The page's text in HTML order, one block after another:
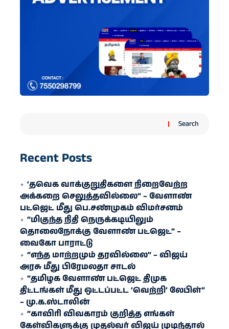
Search
Recent Posts
‘தவெக வாக்குறுதிகளை நிறைவேற்ற
அக்கறை செலுத்தவில்லை” – வேளாண்
பட்ஜெட் மீது பெ.சண்முகம் விமர்சனம்
“மிகுந்த நிதி நெருக்கடியிலும்
தொலைநோக்கு வேளாண் பட்ஜெட்” –
வைகோ பாராட்டு
“எந்த மாற்றமும் தரவில்லை” – விஜய்
அரசு மீது பிரேமலதா சாடல்
“தமிழக வேளாண் பட்ஜெட் திமுக
திட்டங்கள் மீது ஒட்டப்பட்ட ‘வெற்றி’ லேபிள்”
– மு.க.ஸ்டாலின்
“காவிரி விவகாரம் குறித்த எங்கள்
கேள்விகளுக்கு முதல்வர் விஜய் முடிந்தால்